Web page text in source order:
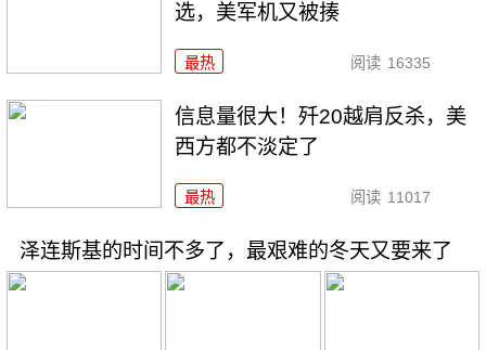
选，美军机又被揍
最热 阅读 16335
信息量很大！歼20越肩反杀，美
西方都不淡定了
最热 阅读 11017
泽连斯基的时间不多了，最艰难的冬天又要来了